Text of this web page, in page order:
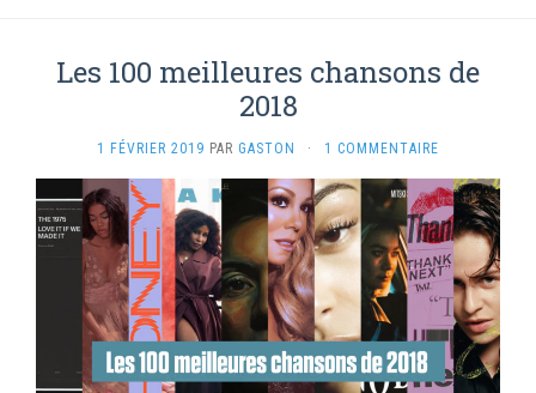
Les 100 meilleures chansons de
2018
1 FÉVRIER 2019 PAR GASTON · 1 COMMENTAIRE